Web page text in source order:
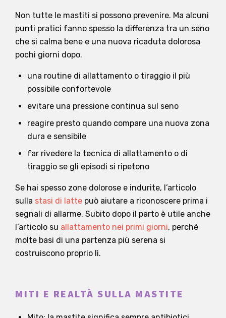
Non tutte le mastiti si possono prevenire. Ma alcuni
punti pratici fanno spesso la differenza tra un seno
che si calma bene e una nuova ricaduta dolorosa
pochi giorni dopo.
una routine di allattamento o tiraggio il più
possibile confortevole
evitare una pressione continua sul seno
reagire presto quando compare una nuova zona
dura e sensibile
far rivedere la tecnica di allattamento o di
tiraggio se gli episodi si ripetono
Se hai spesso zone dolorose e indurite, l’articolo
sulla stasi di latte può aiutare a riconoscere prima i
segnali di allarme. Subito dopo il parto è utile anche
l’articolo su allattamento nei primi giorni, perché
molte basi di una partenza più serena si
costruiscono proprio lì.
MITI E REALTÀ SULLA MASTITE